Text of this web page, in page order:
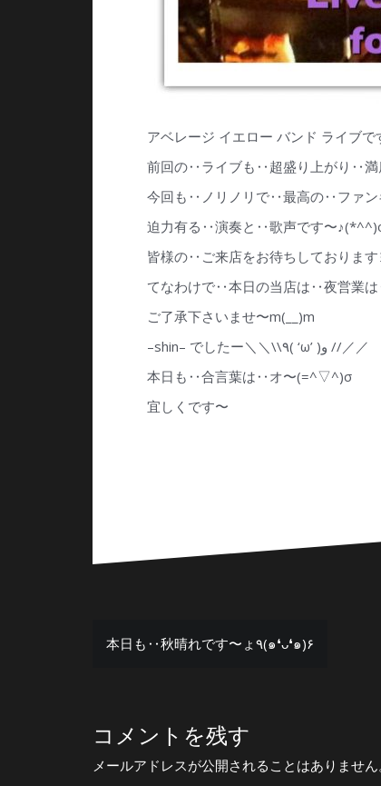
アベレージ イエロー バンド ライブで
前回の‥ライブも‥超盛り上がり‥満
今回も‥ノリノリで‥最高の‥ファン
迫力有る‥演奏と‥歌声です〜
皆様の‥ご来店をお待ちしておりま
てなわけで‥本日の当店は‥夜営業
ご了承下さいませ〜m(__)m
–shin– でしたー＼＼\\٩( ‘ω’ )و //／／
本日も‥合言葉は‥オ〜(=^▽^)σ
宜しくです〜
投
ビ
ゲ
本日も‥秋晴れです〜ょ٩(๑❛ᴗ❛๑)۶
コメントを残す
メールアドレスが公開されることはありません